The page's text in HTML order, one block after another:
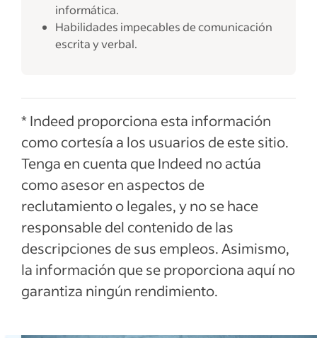
informática.
Habilidades impecables de comunicación
escrita y verbal.
* Indeed proporciona esta información
como cortesía a los usuarios de este sitio.
Tenga en cuenta que Indeed no actúa
como asesor en aspectos de
reclutamiento o legales, y no se hace
responsable del contenido de las
descripciones de sus empleos. Asimismo,
la información que se proporciona aquí no
garantiza ningún rendimiento.